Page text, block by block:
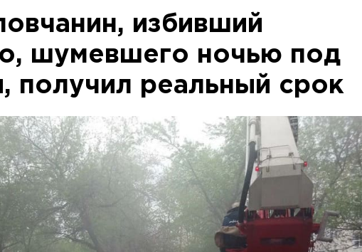
избивший
шумевшего ночью под
получил реальный срок